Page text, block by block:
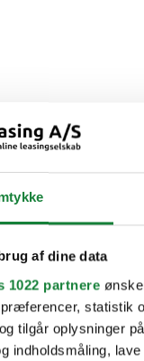
af dine data
1022 partnere
statistik
tilgår oplysninger
indholdsmåling,